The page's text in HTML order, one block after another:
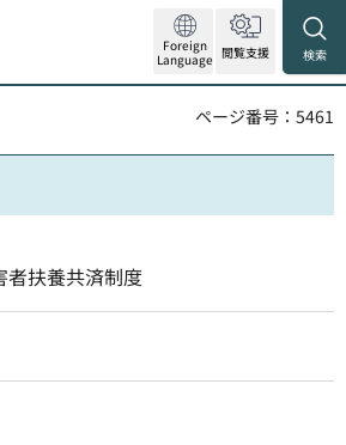
Foreign
Language 閲覧支援 検索
ページ番号：5461
者扶養共済制度